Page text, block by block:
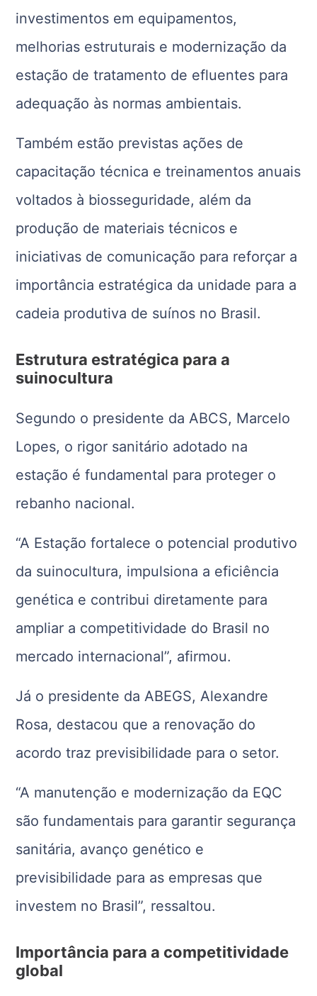
investimentos em equipamentos,
melhorias estruturais e modernização da
estação de tratamento de efluentes para
adequação às normas ambientais.
Também estão previstas ações de
capacitação técnica e treinamentos anuais
voltados à biosseguridade, além da
produção de materiais técnicos e
iniciativas de comunicação para reforçar a
importância estratégica da unidade para a
cadeia produtiva de suínos no Brasil.
Estrutura estratégica para a
suinocultura
Segundo o presidente da ABCS, Marcelo
Lopes, o rigor sanitário adotado na
estação é fundamental para proteger o
rebanho nacional.
“A Estação fortalece o potencial produtivo
da suinocultura, impulsiona a eficiência
genética e contribui diretamente para
ampliar a competitividade do Brasil no
mercado internacional”, afirmou.
Já o presidente da ABEGS, Alexandre
Rosa, destacou que a renovação do
acordo traz previsibilidade para o setor.
“A manutenção e modernização da EQC
são fundamentais para garantir segurança
sanitária, avanço genético e
previsibilidade para as empresas que
investem no Brasil”, ressaltou.
Importância para a competitividade
global